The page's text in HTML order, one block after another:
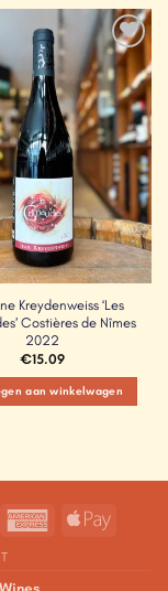
Add to
Wishlist
Kreydenweiss ‘Les
Costières de Nîmes
2022
€15.09
aan winkelwagen
AmericanApple